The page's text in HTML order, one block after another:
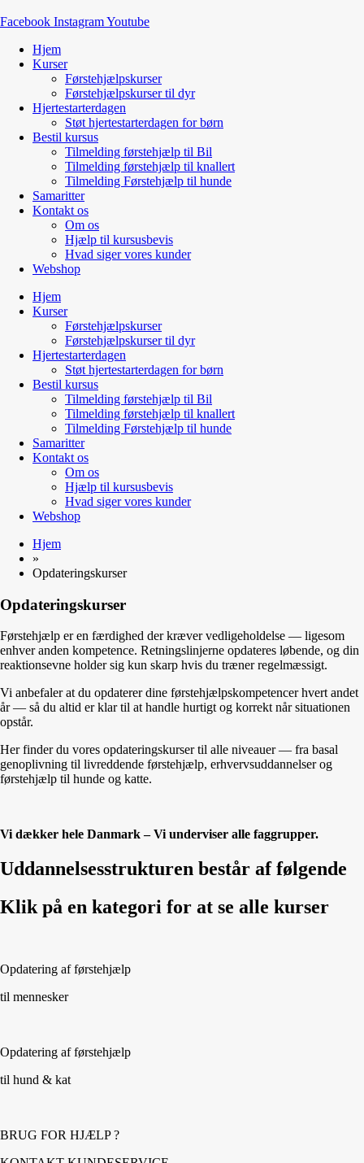
Facebook InstagramYoutube
Hjem
Kurser
Førstehjælpskurser
Førstehjælpskurser til dyr
Hjertestarterdagen
Støt hjertestarterdagen for børn
Bestil kursus
Tilmelding førstehjælp til Bil
Tilmelding førstehjælp til knallert
Tilmelding Førstehjælp til hunde
Samaritter
Kontakt os
Om os
Hjælp til kursusbevis
Hvad siger vores kunder
Webshop
Hjem
Kurser
Førstehjælpskurser
Førstehjælpskurser til dyr
Hjertestarterdagen
Støt hjertestarterdagen for børn
Bestil kursus
Tilmelding førstehjælp til Bil
Tilmelding førstehjælp til knallert
Tilmelding Førstehjælp til hunde
Samaritter
Kontakt os
Om os
Hjælp til kursusbevis
Hvad siger vores kunder
Webshop
Hjem
»
Opdateringskurser
Opdateringskurser
Førstehjælp er en færdighed der kræver vedligeholdelse — ligesom
enhver anden kompetence. Retningslinjerne opdateres løbende, og din
reaktionsevne holder sig kun skarp hvis du træner regelmæssigt.
Vi anbefaler at du opdaterer dine førstehjælpskompetencer hvert andet
år — så du altid er klar til at handle hurtigt og korrekt når situationen
opstår.
Her finder du vores opdateringskurser til alle niveauer — fra basal
genoplivning til livreddende førstehjælp, erhvervsuddannelser og
førstehjælp til hunde og katte.
Vi dækker hele Danmark – Vi underviser alle faggrupper.
Uddannelsesstrukturen består af følgende
Klik på en kategori for at se alle kurser
Opdatering af førstehjælp
til mennesker
Opdatering af førstehjælp
til hund & kat
BRUG FOR HJÆLP ?